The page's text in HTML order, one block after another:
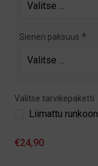
Sienen paksuus
Valitse tarvikepaketti
Liimattu runkoon
€24,90